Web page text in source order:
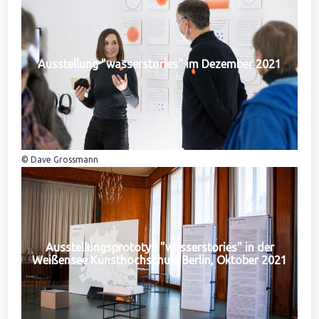
Ausstellung "wasserstories" im Dezember 2021
© Dave Grossmann
Ausstellungsprototyp "wasserstories" in der
Weißensee Kunsthochschule Berlin, Oktober 2021